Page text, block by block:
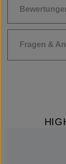
Fragen &